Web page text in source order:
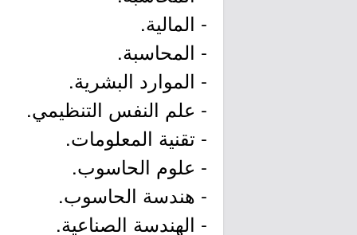
- المالية.
- المحاسبة.
- الموارد البشرية.
- علم النفس التنظيمي.
- تقنية المعلومات.
- علوم الحاسوب.
- هندسة الحاسوب.
- الهندسة الصناعية.